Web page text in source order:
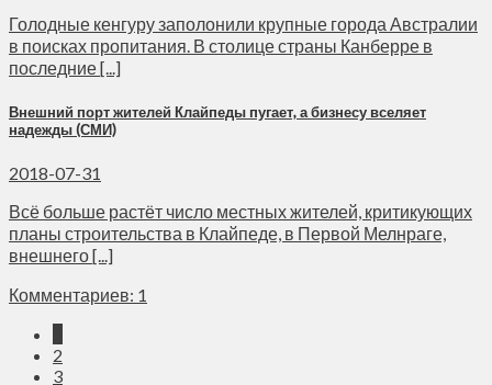
Голодные кенгуру заполонили крупные города Австралии
в поисках пропитания. В столице страны Канберре в
последние [...]
Внешний порт жителей Клайпеды пугает, а бизнесу вселяет
надежды (СМИ)
2018-07-31
Всё больше растёт число местных жителей, критикующих
планы строительства в Клайпеде, в Первой Мелнраге,
внешнего [...]
Комментариев: 1
2
3